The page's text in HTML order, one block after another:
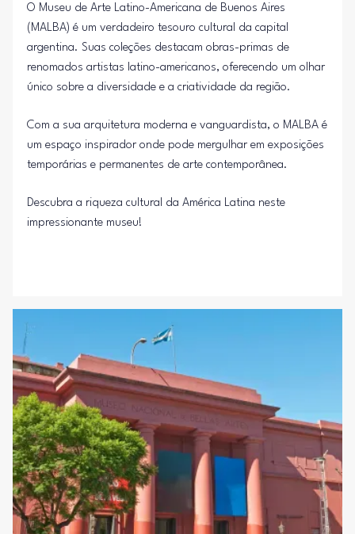
O Museu de Arte Latino-Americana de Buenos Aires
(MALBA) é um verdadeiro tesouro cultural da capital
argentina. Suas coleções destacam obras-primas de
renomados artistas latino-americanos, oferecendo um olhar
único sobre a diversidade e a criatividade da região.
Com a sua arquitetura moderna e vanguardista, o MALBA é
um espaço inspirador onde pode mergulhar em exposições
temporárias e permanentes de arte contemporânea.
Descubra a riqueza cultural da América Latina neste
impressionante museu!